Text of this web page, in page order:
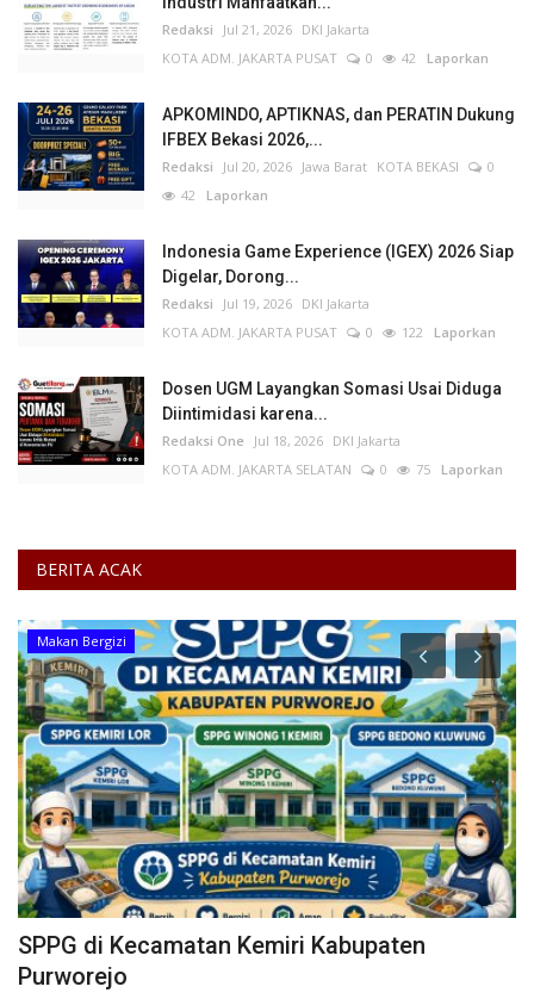
Redaksi Jul 21, 2026 DKI Jakarta
KOTA ADM. JAKARTA PUSAT
0 42 Laporkan
APKOMINDO, APTIKNAS, dan PERATIN Dukung
IFBEX Bekasi 2026,...
Redaksi Jul 20, 2026 Jawa Barat KOTA BEKASI
0
42 Laporkan
Indonesia Game Experience (IGEX) 2026 Siap
Digelar, Dorong...
Redaksi Jul 19, 2026 DKI Jakarta
KOTA ADM. JAKARTA PUSAT
0 122 Laporkan
Dosen UGM Layangkan Somasi Usai Diduga
Diintimidasi karena...
Redaksi One Jul 18, 2026 DKI Jakarta
KOTA ADM. JAKARTA SELATAN
0 75 Laporkan
BERITA ACAK
Makan Bergizi
SPPG di Kecamatan Kemiri Kabupaten
Purworejo